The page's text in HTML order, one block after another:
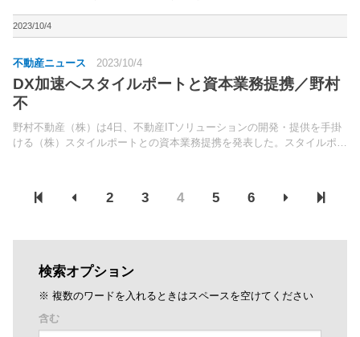
成系AIを安心・安全に業務に活用...
2023/10/4
不動産ニュース 2023/10/4
DX加速へスタイルポートと資本業務提携／野村
不
野村不動産（株）は4日、不動産ITソリューションの開発・提供を手掛
ける（株）スタイルポートとの資本業務提携を発表した。スタイルポー
2 3 4 5 6
検索オプション
※ 複数のワードを入れるときはスペースを空けてください
含む